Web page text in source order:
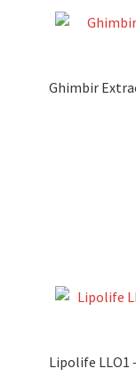
Ghimbir
Lipolife LLO1